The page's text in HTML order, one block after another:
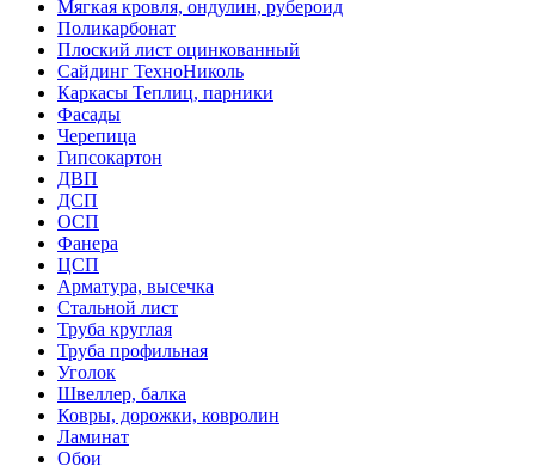
Мягкая кровля, ондулин, рубероид
Поликарбонат
Плоский лист оцинкованный
Сайдинг ТехноНиколь
Каркасы Теплиц, парники
Фасады
Черепица
Гипсокартон
ДВП
ДСП
ОСП
Фанера
ЦСП
Арматура, высечка
Стальной лист
Труба круглая
Труба профильная
Уголок
Швеллер, балка
Ковры, дорожки, ковролин
Ламинат
Обои